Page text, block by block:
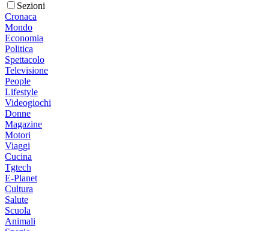
Sezioni
Cronaca
Mondo
Economia
Politica
Spettacolo
Televisione
People
Lifestyle
Videogiochi
Donne
Magazine
Motori
Viaggi
Cucina
Tgtech
E-Planet
Cultura
Salute
Scuola
Animali